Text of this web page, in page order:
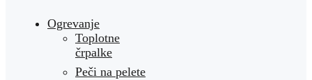
Ogrevanje
Toplotne
črpalke
Peči na pelete